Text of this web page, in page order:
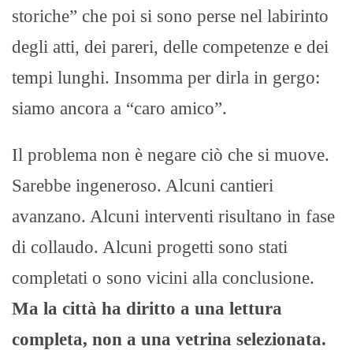
storiche” che poi si sono perse nel labirinto
degli atti, dei pareri, delle competenze e dei
tempi lunghi. Insomma per dirla in gergo:
siamo ancora a “caro amico”.
Il problema non è negare ciò che si muove.
Sarebbe ingeneroso. Alcuni cantieri
avanzano. Alcuni interventi risultano in fase
di collaudo. Alcuni progetti sono stati
completati o sono vicini alla conclusione.
Ma la città ha diritto a una lettura
completa, non a una vetrina selezionata.